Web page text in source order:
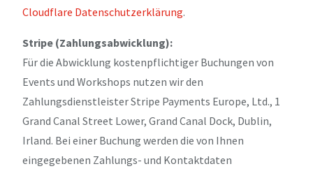
Cloudflare Datenschutzerklärung.
Stripe (Zahlungsabwicklung):
Für die Abwicklung kostenpflichtiger Buchungen von
Events und Workshops nutzen wir den
Zahlungsdienstleister Stripe Payments Europe, Ltd., 1
Grand Canal Street Lower, Grand Canal Dock, Dublin,
Irland. Bei einer Buchung werden die von Ihnen
eingegebenen Zahlungs- und Kontaktdaten